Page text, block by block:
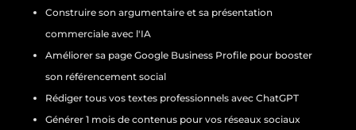
Construire son argumentaire et sa présentation
commerciale avec l'IA
Améliorer sa page Google Business Profile pour booster
son référencement social
Rédiger tous vos textes professionnels avec ChatGPT
Générer 1 mois de contenus pour vos réseaux sociaux